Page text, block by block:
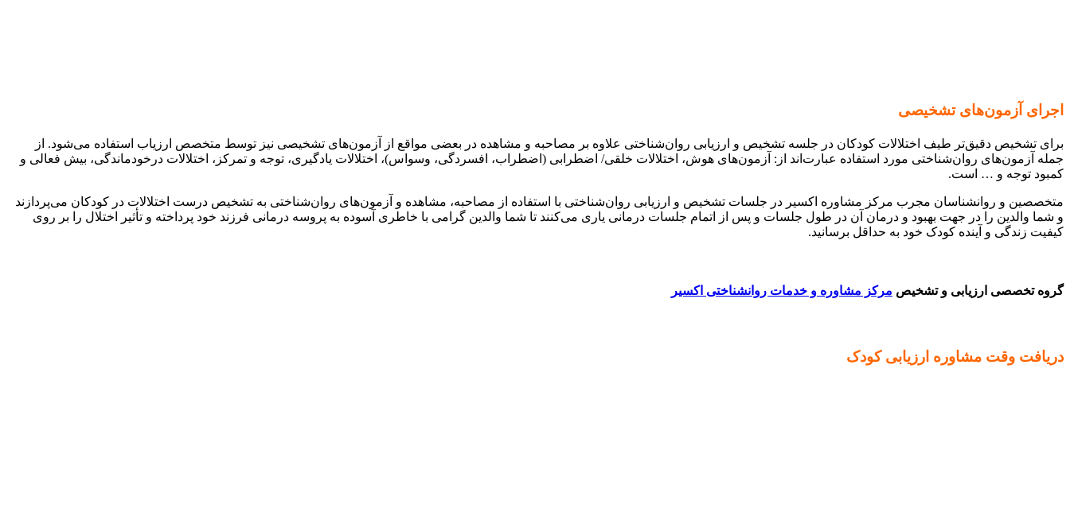
اجرای آزمون‌های تشخیصی
برای تشخیص دقیق‌تر طیف اختلالات کودکان در جلسه تشخیص و ارزیابی روان‌شناختی علاوه بر مصاحبه و مشاهده در بعضی مواقع از آزمون‌های تشخیصی نیز توسط متخصص ارزیاب استفاده می‌شود. از
جمله آزمون‌های روان‌شناختی مورد استفاده عبارت‌اند از: آزمون‌های هوش، اختلالات خلقی/ اضطرابی (اضطراب، افسردگی، وسواس)، اختلالات یادگیری، توجه و تمرکز، اختلالات درخودماندگی، بیش فعالی و
کمبود توجه و … است.
متخصصین و روانشناسان مجرب مرکز مشاوره اکسیر در جلسات تشخیص و ارزیابی روان‌شناختی با استفاده از مصاحبه، مشاهده و آزمون‌های روان‌شناختی به تشخیص درست اختلالات در کودکان می‌پردازند
و شما والدین را در جهت بهبود و درمان آن در طول جلسات و پس از اتمام جلسات درمانی یاری می‌کنند تا شما والدین گرامی با خاطری آسوده به پروسه درمانی فرزند خود پرداخته و تأثیر اختلال را بر روی
کیفیت زندگی و آینده کودک خود به حداقل برسانید.
گروه تخصصی ارزیابی و تشخیص مرکز مشاوره و خدمات روانشناختی اکسیر
دریافت وقت مشاوره ارزیابی کودک